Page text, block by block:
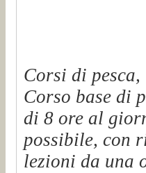
Corsi di
Corso base di
di 8 ore al
possibile, con
lezioni da una